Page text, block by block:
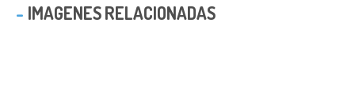
IMAGENES RELACIONADAS